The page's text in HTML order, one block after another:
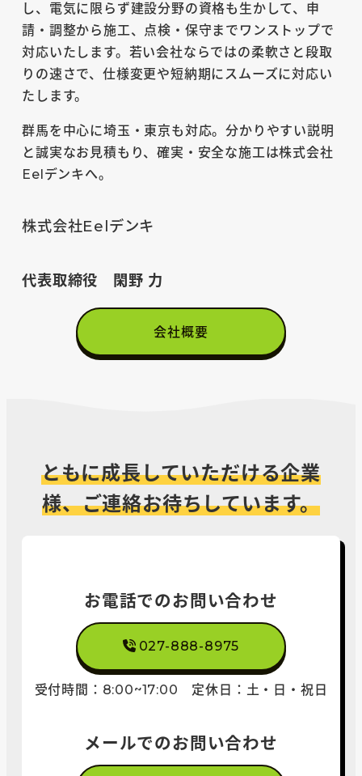
し、電気に限らず建設分野の資格も生かして、申
請・調整から施工、点検・保守までワンストップで
対応いたします。若い会社ならではの柔軟さと段取
りの速さで、仕様変更や短納期にスムーズに対応い
たします。
群馬を中心に埼玉・東京も対応。分かりやすい説明
と誠実なお見積もり、確実・安全な施工は株式会社
Eelデンキへ。
株式会社Eelデンキ
代表取締役 閑野 力
会社概要
ともに成長していただける企業
様、ご連絡お待ちしています。
お電話でのお問い合わせ
027-888-8975
受付時間：8:00~17:00 定休日：土・日 ・祝日
メールでのお問い合わせ